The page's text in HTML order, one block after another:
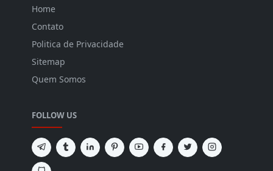
Home
Contato
Politica de Privacidade
Sitemap
Quem Somos
FOLLOW US